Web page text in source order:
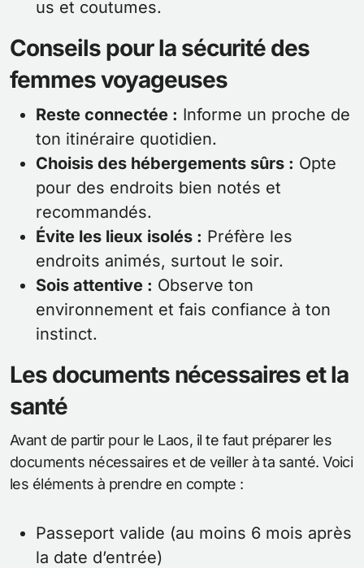
us et coutumes.
Conseils pour la sécurité des
femmes voyageuses
Reste connectée : Informe un proche de
ton itinéraire quotidien.
Choisis des hébergements sûrs : Opte
pour des endroits bien notés et
recommandés.
Évite les lieux isolés : Préfère les
endroits animés, surtout le soir.
Sois attentive : Observe ton
environnement et fais confiance à ton
instinct.
Les documents nécessaires et la
santé
Avant de partir pour le Laos, il te faut préparer les
documents nécessaires et de veiller à ta santé. Voici
les éléments à prendre en compte :
Passeport valide (au moins 6 mois après
la date d’entrée)